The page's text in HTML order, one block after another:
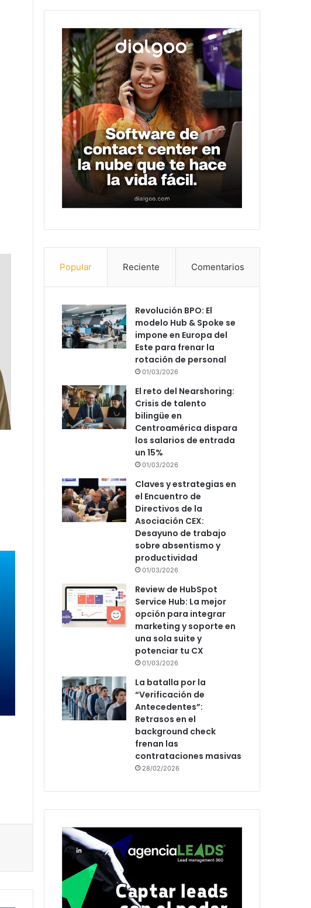
Popular Reciente Comentarios
Revolución BPO: El
modelo Hub & Spoke se
impone en Europa del
Este para frenar la
rotación de personal
01/03/2026
El reto del Nearshoring:
Crisis de talento
bilingüe en
Centroamérica dispara
los salarios de entrada
un 15%
01/03/2026
Claves y estrategias en
el Encuentro de
Directivos de la
Asociación CEX:
Desayuno de trabajo
sobre absentismo y
productividad
01/03/2026
Review de HubSpot
Service Hub: La mejor
opción para integrar
marketing y soporte en
una sola suite y
potenciar tu CX
01/03/2026
La batalla por la
“Verificación de
Antecedentes”:
Retrasos en el
background check
frenan las
contrataciones masivas
28/02/2026